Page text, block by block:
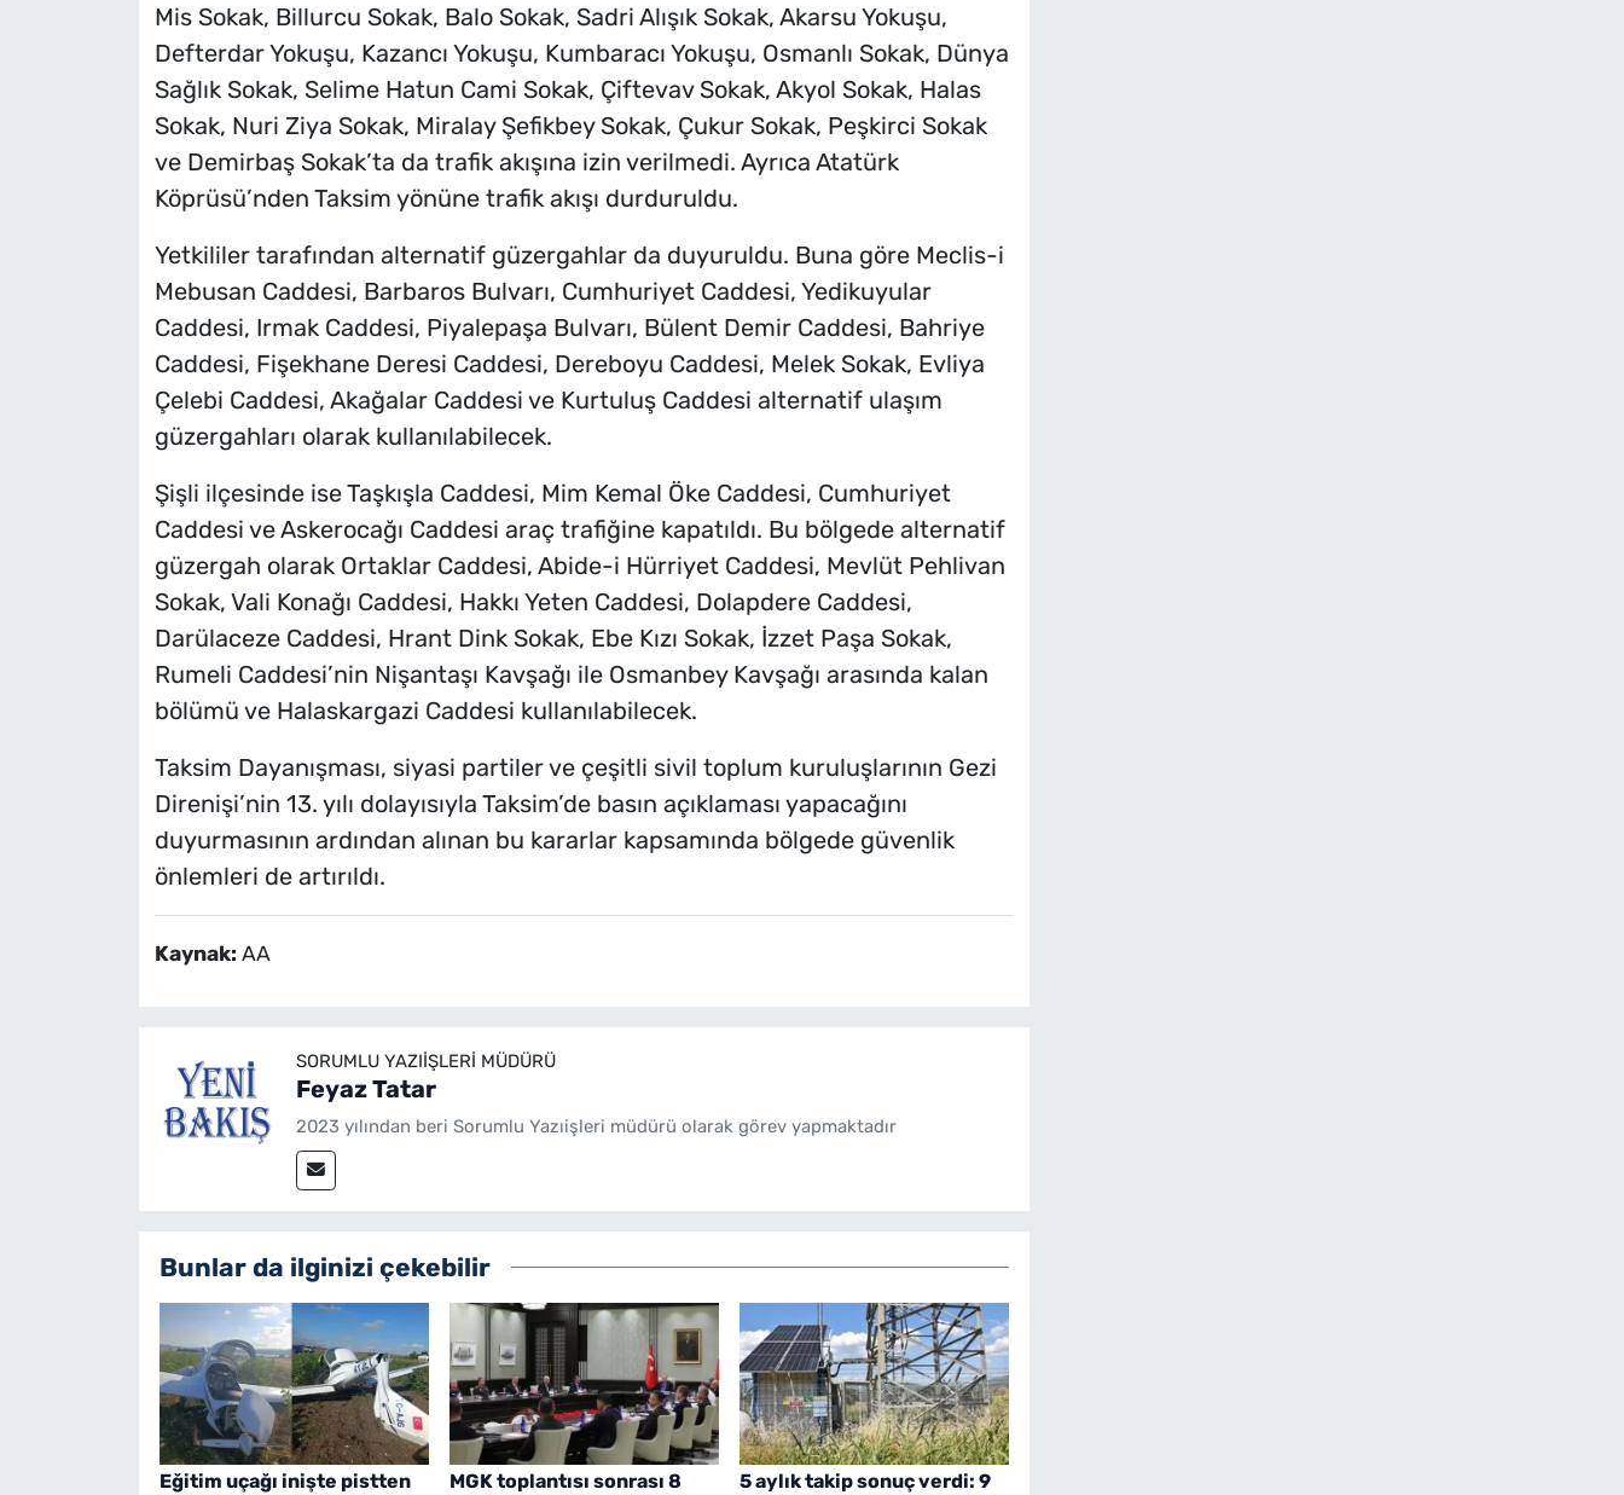
Mis Sokak, Billurcu Sokak, Balo Sokak, Sadri Alışık Sokak, Akarsu Yokuşu,
Defterdar Yokuşu, Kazancı Yokuşu, Kumbaracı Yokuşu, Osmanlı Sokak, Dünya
Sağlık Sokak, Selime Hatun Cami Sokak, Çiftevav Sokak, Akyol Sokak, Halas
Sokak, Nuri Ziya Sokak, Miralay Şefikbey Sokak, Çukur Sokak, Peşkirci Sokak
ve Demirbaş Sokak’ta da trafik akışına izin verilmedi. Ayrıca Atatürk
Köprüsü’nden Taksim yönüne trafik akışı durduruldu.
Yetkililer tarafından alternatif güzergahlar da duyuruldu. Buna göre Meclis-i
Mebusan Caddesi, Barbaros Bulvarı, Cumhuriyet Caddesi, Yedikuyular
Caddesi, Irmak Caddesi, Piyalepaşa Bulvarı, Bülent Demir Caddesi, Bahriye
Caddesi, Fişekhane Deresi Caddesi, Dereboyu Caddesi, Melek Sokak, Evliya
Çelebi Caddesi, Akağalar Caddesi ve Kurtuluş Caddesi alternatif ulaşım
güzergahları olarak kullanılabilecek.
Şişli ilçesinde ise Taşkışla Caddesi, Mim Kemal Öke Caddesi, Cumhuriyet
Caddesi ve Askerocağı Caddesi araç trafiğine kapatıldı. Bu bölgede alternatif
güzergah olarak Ortaklar Caddesi, Abide-i Hürriyet Caddesi, Mevlüt Pehlivan
Sokak, Vali Konağı Caddesi, Hakkı Yeten Caddesi, Dolapdere Caddesi,
Darülaceze Caddesi, Hrant Dink Sokak, Ebe Kızı Sokak, İzzet Paşa Sokak,
Rumeli Caddesi’nin Nişantaşı Kavşağı ile Osmanbey Kavşağı arasında kalan
bölümü ve Halaskargazi Caddesi kullanılabilecek.
Taksim Dayanışması, siyasi partiler ve çeşitli sivil toplum kuruluşlarının Gezi
Direnişi’nin 13. yılı dolayısıyla Taksim’de basın açıklaması yapacağını
duyurmasının ardından alınan bu kararlar kapsamında bölgede güvenlik
önlemleri de artırıldı.
Kaynak: AA
SORUMLU YAZIIŞLERI MÜDÜRÜ
Feyaz Tatar
2023 yılından beri Sorumlu Yazıişleri müdürü olarak görev yapmaktadır
Bunlar da ilginizi çekebilir
Eğitim uçağı inişte pistten
MGK toplantısı sonrası 8
5 aylık takip sonuç verdi: 9